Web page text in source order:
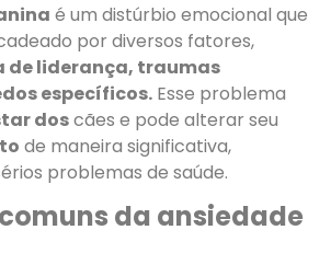
é um distúrbio emocional que
por diversos fatores,
de liderança, traumas
específicos. Esse problema
doscães e pode alterar seu
de maneira significativa,
problemas de saúde.
da ansiedade